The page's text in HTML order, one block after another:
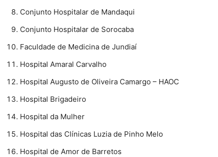
Conjunto Hospitalar de Mandaqui
Conjunto Hospitalar de Sorocaba
Faculdade de Medicina de Jundiaí
Hospital Amaral Carvalho
Hospital Augusto de Oliveira Camargo – HAOC
Hospital Brigadeiro
Hospital da Mulher
Hospital das Clínicas Luzia de Pinho Melo
Hospital de Amor de Barretos